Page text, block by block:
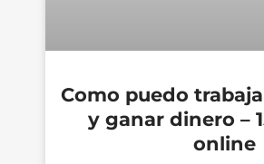
Como puedo
y ganar dinero –
online